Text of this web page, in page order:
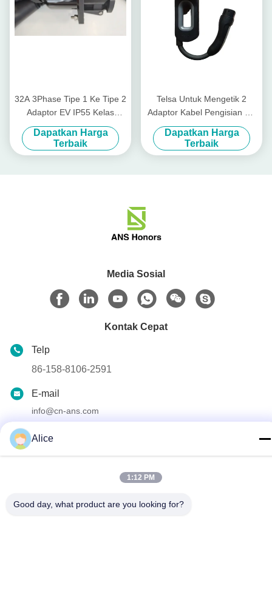
32A 3Phase Tipe 1 Ke Tipe 2
Adaptor EV IP55 Kelas
Perlindungan Tahan Air
Dapatkan Harga
Terbaik
Telsa Untuk Mengetik 2
Adaptor Kabel Pengisian EV
7kW Untuk Pengisian Mobil
Tipe 2 Di Stasiun Tesla
Dapatkan Harga
Terbaik
Media Sosial
Kontak Cepat
Telp
86-158-8106-2591
E-mail
info@cn-ans.com
Alamat
Cina Kualitas Baik Kabel Pengisian EV Tipe 2 Pemasok. Hak
Alice
1:12 PM
Good day, what product are you looking for?